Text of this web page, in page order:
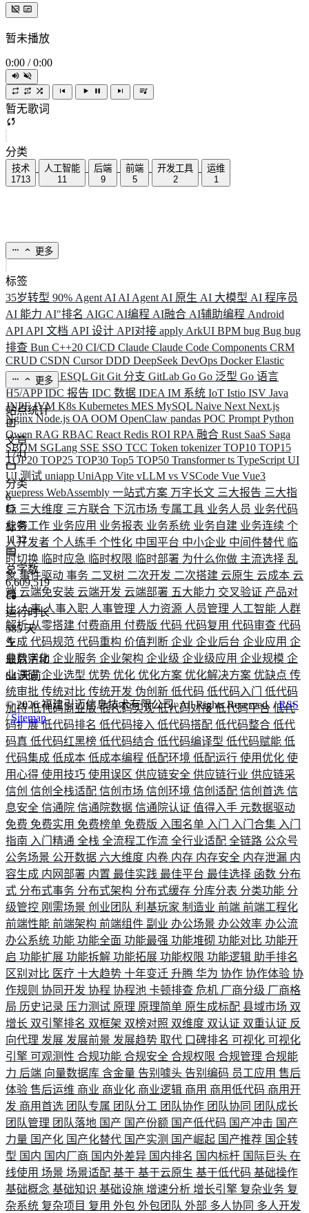
暂未播放
0:00 / 0:00
暂无歌词
分类
技术
1713
人工智能
11
后端
9
前端
5
开发工具
2
运维
1
更多
标签
35岁转型 90% AgentAIAI AgentAI 原生 AI 大模型 AI 程序员
AI 能力 AI"排名 AIGC AI编程 AI融合 AI辅助编程 Android
APIAPI 文档 API 设计 API对接 applyArkUI BPM bug Bug bug
排查 Bun C++20 CI/CD Claude Claude Code Components CRM
CRUD CSDN CursorDDD DeepSeek DevOps DockerElastic
ELK ElysiaESQL GitGit 分支 GitLab Go Go 泛型 Go 语言
H5/APPIDC 报告 IDC 数据 IDEAIM 系统 IoT Istio ISV Java
JNPFJVM K8s Kubernetes MES MySQL Naive NextNext.js
NginxNode.js OAOOM OpenClaw pandas POC PromptPython
Qwen RAG RBAC ReactRedis ROI RPA 融合 Rust SaaS Saga
SBOM SGLang SSE SSO TCC Token tokenizerTOP10 TOP15
TOP20 TOP25 TOP30 Top5 TOP50 Transformerts TypeScriptUI
UI 测试 uniapp UniApp Vite vLLM vs VSCode Vue Vue3
vuepress WebAssembly 一站式方案 万字长文 三大报告 三大指
标 三大维度 三方联合 下沉市场 专属工具 业务人员 业务代码
业务工作 业务应用 业务报表 业务系统 业务自建 业务连续 个
人开发者 个人练手 个性化 中国平台 中小企业 中间件替代 临
时切换 临时应急 临时权限 临时部署 为什么你做 主流选择 乱
象事件驱动 事务 二叉树 二次开发 二次搭建 云原生 云成本 云
端 云端免安装 云端开发 云端部署 五大能力 交叉验证 产品对
比人事人事入职 人事管理 人力资源 人员管理 人工智能 人群
解析从零搭建 付费商用 付费版 代码 代码复用 代码审查 代码
生成 代码规范 代码重构 价值判断 企业 企业后台 企业应用 企
业数字化 企业服务 企业架构 企业级 企业级应用 企业规模 企
业调研企业选型 优势 优化 优化方案 优化解决方案 优缺点 传
统审批 传统对比 传统开发 伪创新 低代码 低代码入门 低代码
加持低代码商业版低代码实现低代码对接低代码平台 低代
码扩展低代码排名 低代码接入 低代码搭配 低代码整合 低代
码真 低代码红黑榜 低代码结合 低代码编译型 低代码赋能 低
代码集成 低成本 低成本编程 低配环境 低配运行 使用优化 使
用心得 使用技巧 使用误区 供应链安全 供应链行业 供应链采
信创 信创全栈适配 信创市场 信创环境 信创适配 信创首选 信
息安全 信通院 信通院数据 信通院认证 值得入手 元数据驱动
免费 免费实用 免费榜单 免费版 入围名单 入门 入门合集 入门
指南 入门精通 全栈 全流程工作流 全行业适配 全链路 公众号
公务场景 公开数据 六大维度 内卷 内存 内存安全 内存泄漏 内
容生成 内网部署 内置 最佳实践 最佳平台 最佳选择 函数 分布
式 分布式事务 分布式架构 分布式缓存 分库分表 分类功能 分
级管控 刚需场景 创业团队 利基玩家 制造业 前端 前端工程化
前端性能 前端架构 前端组件 副业 办公场景 办公效率 办公流
办公系统 功能 功能全面 功能最强 功能堆砌 功能对比 功能开
启 功能扩展 功能拆解 功能拓展 功能权限 功能逻辑 助手排名
区别对比 医疗 十大趋势 十年变迁 升腾 华为 协作 协作体验 协
作规则 协同开发 协程 协程池 卡顿排查 危机 厂商分级 厂商格
局 历史记录 压力测试 原理 原理简单 原生成标配 县域市场 双
增长 双引擎排名 双框架 双榜对照 双维度 双认证 双重认证 反
向代理 发展 发展前景 发展趋势 取代 口碑排名 可视化 可视化
引擎 可观测性 合规功能 合规安全 合规权限 合规管理 合规能
力 后端 向量数据库 含金量 告别噱头 告别编码 员工应用 售后
体验 售后运维 商业 商业化 商业逻辑 商用 商用低代码 商用开
发 商用首选 团队专属 团队分工 团队协作 团队协同 团队成长
团队管理 团队落地 国产 国产份额 国产低代码 国产冲击 国产
力量 国产化 国产化替代 国产实测 国产崛起 国产推荐 国企转
型 国内 国内厂商 国内外差异 国内排名 国内标杆 国际巨头 在
线使用 场景 场景适配 基于 基于云原生 基于低代码 基础操作
基础概念 基础知识 基础设施 增速分析 增长引擎 复杂业务 复
杂系统 复杂项目 复用 外包 外包团队 外部 多人协同 多人开发
更多
站点统计
文章
1741
分类
6
标签
1132
总字数
6,609,519
运行时长
585 天
最后活动
64 天前
©2026福建引迈信息技术有限公司. All Rights Reserved. /RSS
/Sitemap